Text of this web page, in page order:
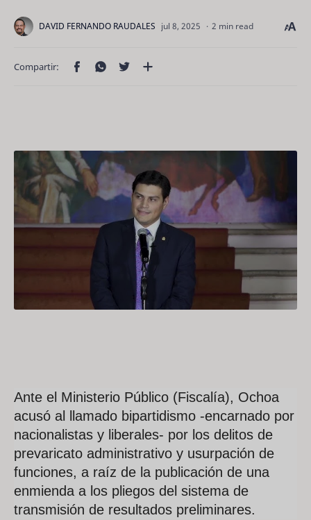
2 min read
Ante el Ministerio Público (Fiscalía), Ochoa
acusó al llamado bipartidismo -encarnado por
nacionalistas y liberales- por los delitos de
prevaricato administrativo y usurpación de
funciones, a raíz de la publicación de una
enmienda a los pliegos del sistema de
transmisión de resultados preliminares.